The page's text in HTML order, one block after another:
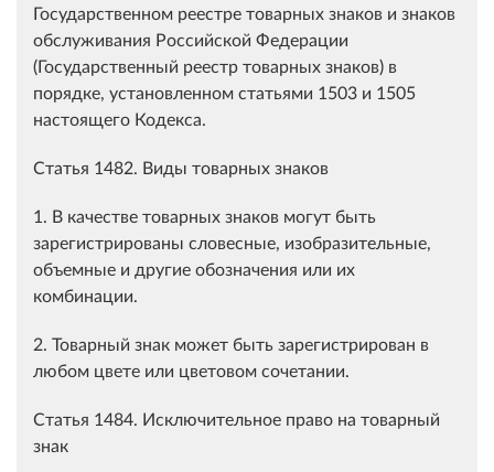
Государственном реестре товарных знаков и знаков
обслуживания Российской Федерации
(Государственный реестр товарных знаков) в
порядке, установленном статьями 1503 и 1505
настоящего Кодекса.
Статья 1482. Виды товарных знаков
1. В качестве товарных знаков могут быть
зарегистрированы словесные, изобразительные,
объемные и другие обозначения или их
комбинации.
2. Товарный знак может быть зарегистрирован в
любом цвете или цветовом сочетании.
Статья 1484. Исключительное право на товарный
знак